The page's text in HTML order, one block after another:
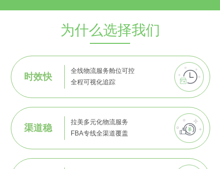
为什么选择我们
时效快
全线物流服务舱位可控
全程可视化追踪
渠道稳
拉美多元化物流服务
FBA专线全渠道覆盖